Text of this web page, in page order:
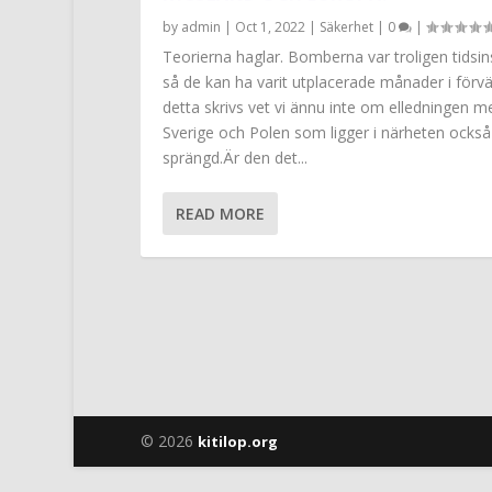
by admin | Oct 1, 2022| Säkerhet| 0 |
Teorierna haglar. Bomberna var troligen
så de kan ha varit utplacerade månader i
detta skrivs vet vi ännu inte om elledningen
Sverige och Polen som ligger i närheten
sprängd.Är den det...
READ MORE
© 2026 kitilop.org